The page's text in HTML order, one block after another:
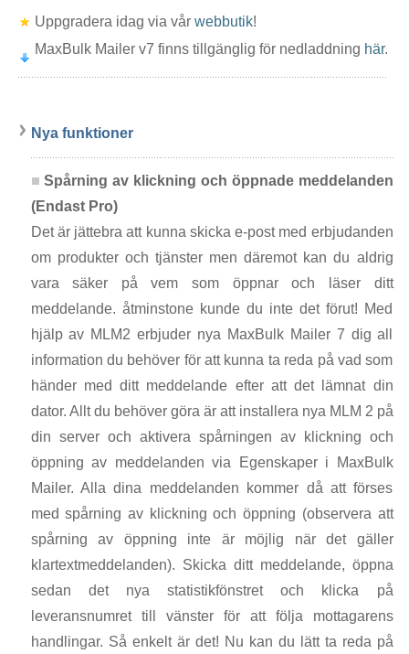
Uppgradera idag via vår webbutik!
MaxBulk Mailer v7 finns tillgänglig för nedladdning här.
Nya funktioner
Spårning av klickning och öppnade meddelanden
(Endast Pro)
Det är jättebra att kunna skicka e-post med erbjudanden
om produkter och tjänster men däremot kan du aldrig
vara säker på vem som öppnar och läser ditt
meddelande. åtminstone kunde du inte det förut! Med
hjälp av MLM2 erbjuder nya MaxBulk Mailer 7 dig all
information du behöver för att kunna ta reda på vad som
händer med ditt meddelande efter att det lämnat din
dator. Allt du behöver göra är att installera nya MLM 2 på
din server och aktivera spårningen av klickning och
öppning av meddelanden via Egenskaper i MaxBulk
Mailer. Alla dina meddelanden kommer då att förses
med spårning av klickning och öppning (observera att
spårning av öppning inte är möjlig när det gäller
klartextmeddelanden). Skicka ditt meddelande, öppna
sedan det nya statistikfönstret och klicka på
leveransnumret till vänster för att följa mottagarens
handlingar. Så enkelt är det! Nu kan du lätt ta reda på